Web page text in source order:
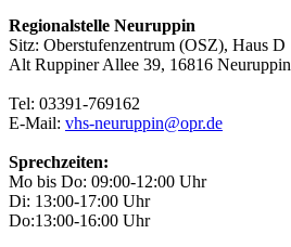
Regionalstelle Neuruppin
Sitz: Oberstufenzentrum (OSZ), Haus D
Alt Ruppiner Allee 39, 16816 Neuruppin
Tel: 03391-769162
E-Mail: vhs-neuruppin@opr.de
Sprechzeiten:
Mo bis Do: 09:00-12:00 Uhr
Di: 13:00-17:00 Uhr
Do:13:00-16:00 Uhr